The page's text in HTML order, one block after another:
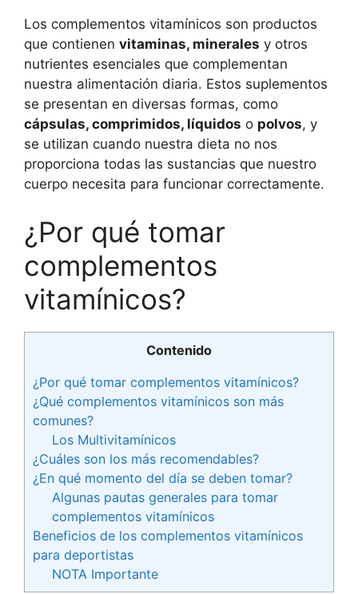
Los complementos vitamínicos son productos
que contienen vitaminas, minerales y otros
nutrientes esenciales que complementan
nuestra alimentación diaria. Estos suplementos
se presentan en diversas formas, como
cápsulas, comprimidos, líquidos o polvos, y
se utilizan cuando nuestra dieta no nos
proporciona todas las sustancias que nuestro
cuerpo necesita para funcionar correctamente.
¿Por qué tomar
complementos
vitamínicos?
Contenido
¿Por qué tomar complementos vitamínicos?
¿Qué complementos vitamínicos son más
comunes?
Los Multivitamínicos
¿Cuáles son los más recomendables?
¿En qué momento del día se deben tomar?
Algunas pautas generales para tomar
complementos vitamínicos
Beneficios de los complementos vitamínicos
para deportistas
NOTA Importante